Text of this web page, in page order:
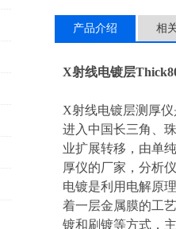
产品介绍 相
X射线电镀层
X射线电镀层测厚
进入中国长三角、
业扩展转移，由单
厚仪的厂家，分析
电镀是利用电解原
着一层金属膜的工
镀和刷镀等方式，